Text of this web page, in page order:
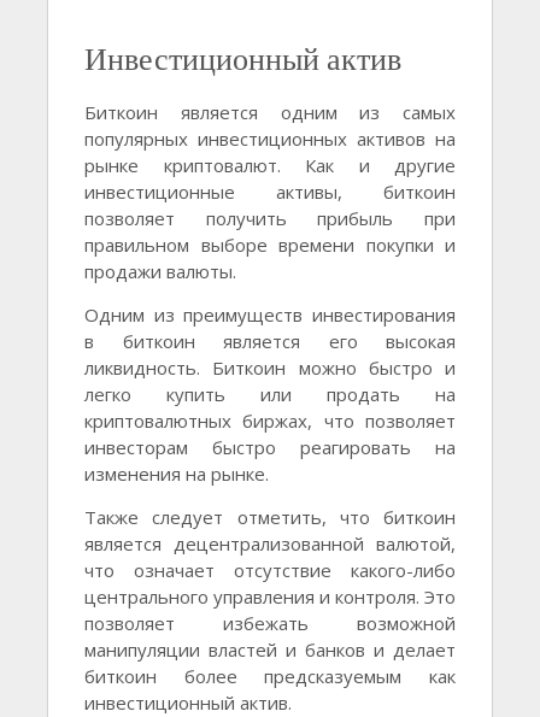
Инвестиционный актив
Биткоин является одним из самых
популярных инвестиционных активов на
рынке криптовалют. Как и другие
инвестиционные активы, биткоин
позволяет получить прибыль при
правильном выборе времени покупки и
продажи валюты.
Одним из преимуществ инвестирования
в биткоин является его высокая
ликвидность. Биткоин можно быстро и
легко купить или продать на
криптовалютных биржах, что позволяет
инвесторам быстро реагировать на
изменения на рынке.
Также следует отметить, что биткоин
является децентрализованной валютой,
что означает отсутствие какого-либо
центрального управления и контроля. Это
позволяет избежать возможной
манипуляции властей и банков и делает
биткоин более предсказуемым как
инвестиционный актив.